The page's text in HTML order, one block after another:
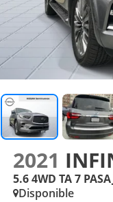
2021
5.6 4WD TA 7
Disponible